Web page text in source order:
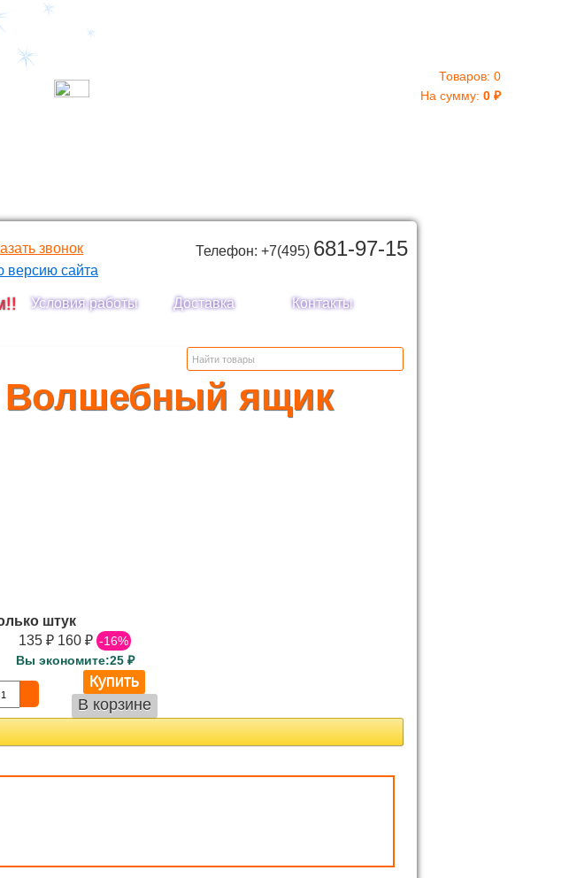
Товаров: 0
На сумму: 0 ₽
звонок Телефон: +7(495) 681-97-15
версию сайта
Условия работы Доставка Контакты
Волшебный ящик
штук
135₽ 160₽ -16%
Вы экономите:25 ₽